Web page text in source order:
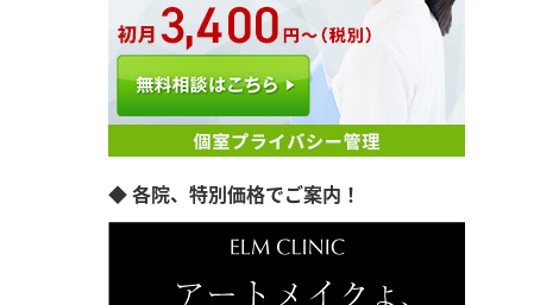
◆ 各院、特別価格でご案内！